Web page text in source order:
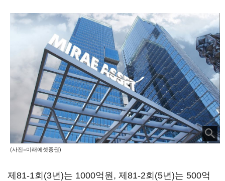
(사진=미래에셋증권)
제81-1회(3년)는 1000억원, 제81-2회(5년)는 500억